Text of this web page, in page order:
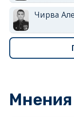
Чирва
Мнения